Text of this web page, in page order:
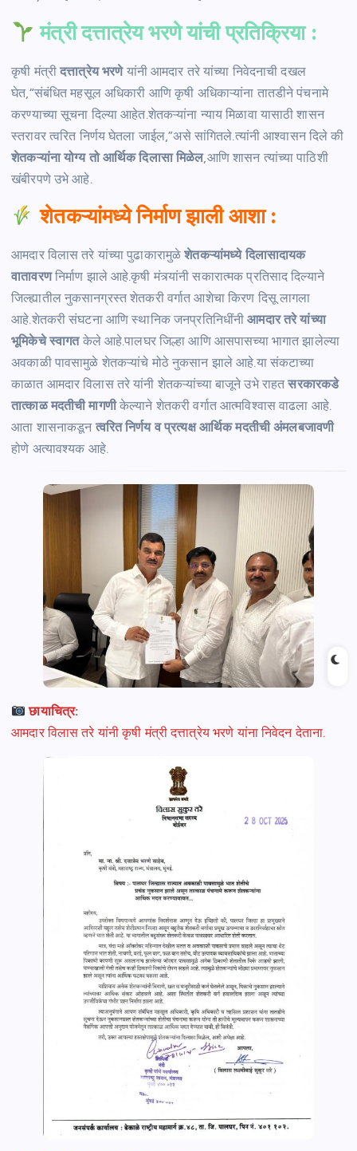
मंत्री दत्तात्रेय भरणे यांची प्रतिक्रिया :
कृषी मंत्रीदत्तात्रेय भरणेयांनी आमदार तरे यांच्या निवेदनाची दखल
घेत,“संबंधित महसूल अधिकारी आणि कृषी अधिकाऱ्यांना तातडीने पंचनामे
करण्याच्या सूचना दिल्या आहेत.शेतकऱ्यांना न्याय मिळावा यासाठी शासन
स्तरावर त्वरित निर्णय घेतला जाईल,”असे सांगितले.त्यांनी आश्वासन दिले की
शेतकऱ्यांना योग्य तो आर्थिक दिलासा मिळेल,आणि शासन त्यांच्या पाठिशी
खंबीरपणे उभे आहे.
शेतकऱ्यांमध्ये निर्माण झाली आशा :
आमदार विलास तरे यांच्या पुढाकारामुळेशेतकऱ्यांमध्ये दिलासादायक
वातावरणनिर्माण झाले आहे.कृषी मंत्र्यांनी सकारात्मक प्रतिसाद दिल्याने
जिल्ह्यातील नुकसानग्रस्त शेतकरी वर्गात आशेचा किरण दिसू लागला
आहे.शेतकरी संघटना आणि स्थानिक जनप्रतिनिधींनीआमदार तरे यांच्या
भूमिकेचे स्वागतकेले आहे.पालघर जिल्हा आणि आसपासच्या भागात झालेल्या
अवकाळी पावसामुळे शेतकऱ्यांचे मोठे नुकसान झाले आहे.या संकटाच्या
काळात आमदार विलास तरे यांनी शेतकऱ्यांच्या बाजूने उभे राहतसरकारकडे
तात्काळ मदतीची मागणीकेल्याने शेतकरी वर्गात आत्मविश्वास वाढला आहे.
आता शासनाकडून त्वरित निर्णय व प्रत्यक्ष आर्थिक मदतीची अंमलबजावणी
होणे अत्यावश्यक आहे.
छायाचित्र:
आमदार विलास तरे यांनी कृषी मंत्री दत्तात्रेय भरणे यांना निवेदन देताना.